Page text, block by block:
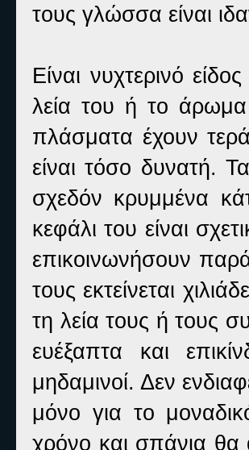
τους γλώσσα είναι
Είναι νυχτερινό
λεία του ή το
πλάσματα έχουν
είναι τόσο δυνατή.
σχεδόν κρυμμένα
κεφάλι του είναι
επικοινωνήσουν
τους εκτείνεται
τη λεία τους ή τους
ευέξαπτα και
μηδαμινοί. Δεν
μόνο για το
χρόνο και σπάνια